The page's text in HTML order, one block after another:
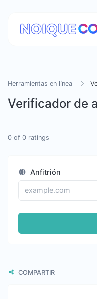
Herramientas en línea
Verificador de
0 of 0 ratings
Anfitrión
COMPARTIR